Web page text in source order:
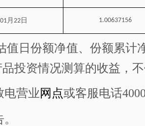
01月 22 日 1.00637156
值日份额净值、份额累计
投资情况测算的收益，
电营业网点或客服电话